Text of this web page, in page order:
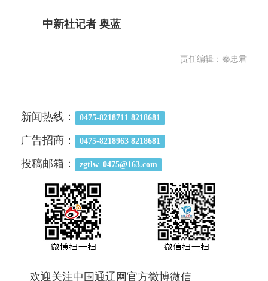
中新社记者 奥蓝
责任编辑：秦忠君
新闻热线： 0475-8218711 8218681
广告招商： 0475-8218963 8218681
投稿邮箱： zgtlw_0475@163.com
欢迎关注中国通辽网官方微博微信